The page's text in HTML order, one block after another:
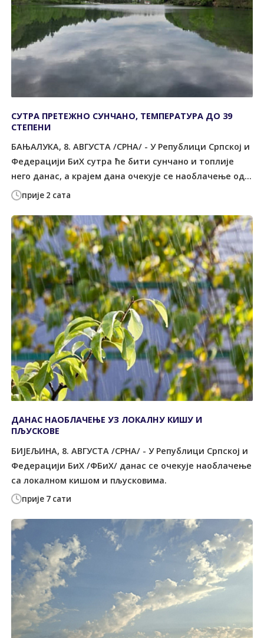
прије 2 сата
СУТРА ПРЕТЕЖНО СУНЧАНО, ТЕМПЕРАТУРА ДО 39
СТЕПЕНИ
БАЊАЛУКА, 8. АВГУСТА /СРНА/ - У Републици Српској и
Федерацији БиХ сутра ће бити сунчано и топлије
него данас, а крајем дана очекује се наоблачење од...
прије 7 сати
ДАНАС НАОБЛАЧЕЊЕ УЗ ЛОКАЛНУ КИШУ И
ПЉУСКОВЕ
БИЈЕЉИНА, 8. АВГУСТА /СРНА/ - У Републици Српској и
Федерацији БиХ /ФБиХ/ данас се очекује наоблачење
са локалном кишом и пљусковима.